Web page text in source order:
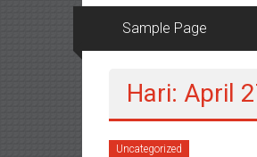
Sample Page
Hari: April
Uncategorized